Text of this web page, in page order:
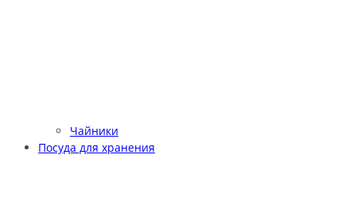
Чайники
Посуда для хранения